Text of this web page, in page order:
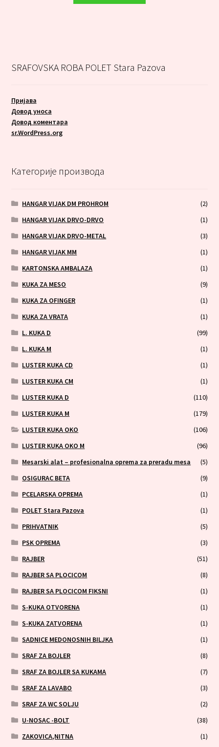
SRAFOVSKA ROBA POLET Stara Pazova
Пријава
Довод уноса
Довод коментара
sr.WordPress.org
Категорије производа
HANGAR VIJAK DM PROHROM
(2)
HANGAR VIJAK DRVO-DRVO
(1)
HANGAR VIJAK DRVO-METAL
(3)
HANGAR VIJAK MM
(1)
KARTONSKA AMBALAZA
(1)
KUKA ZA MESO
(9)
KUKA ZA OFINGER
(1)
KUKA ZA VRATA
(1)
L. KUKA D
(99)
L. KUKA M
(1)
LUSTER KUKA CD
(1)
LUSTER KUKA CM
(1)
LUSTER KUKA D
(110)
LUSTER KUKA M
(179)
LUSTER KUKA OKO
(106)
LUSTER KUKA OKO M
(96)
Mesarski alat – profesionalna oprema za preradu mesa
(5)
OSIGURAC BETA
(9)
PCELARSKA OPREMA
(1)
POLET Stara Pazova
(1)
PRIHVATNIK
(5)
PSK OPREMA
(3)
RAJBER
(51)
RAJBER SA PLOCICOM
(8)
RAJBER SA PLOCICOM FIKSNI
(1)
S-KUKA OTVORENA
(1)
S-KUKA ZATVORENA
(1)
SADNICE MEDONOSNIH BILJKA
(1)
SRAF ZA BOJLER
(8)
SRAF ZA BOJLER SA KUKAMA
(7)
SRAF ZA LAVABO
(3)
SRAF ZA WC SOLJU
(2)
U-NOSAC -BOLT
(38)
ZAKOVICA,NITNA
(1)